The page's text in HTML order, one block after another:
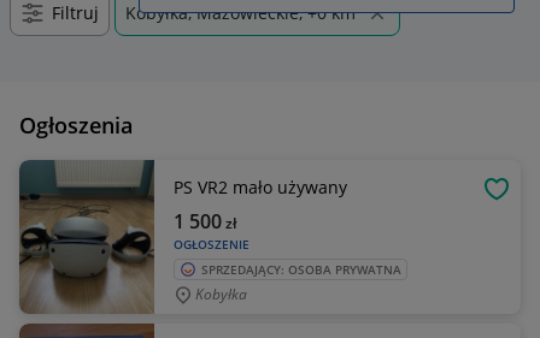
Filtruj Kobyłka, Mazowieckie, +0 km
Ogłoszenia
PS VR2 mało używany
OGŁOSZENIE
1 500zł
SPRZEDAJĄCY: OSOBA PRYWATNA
Kobyłka